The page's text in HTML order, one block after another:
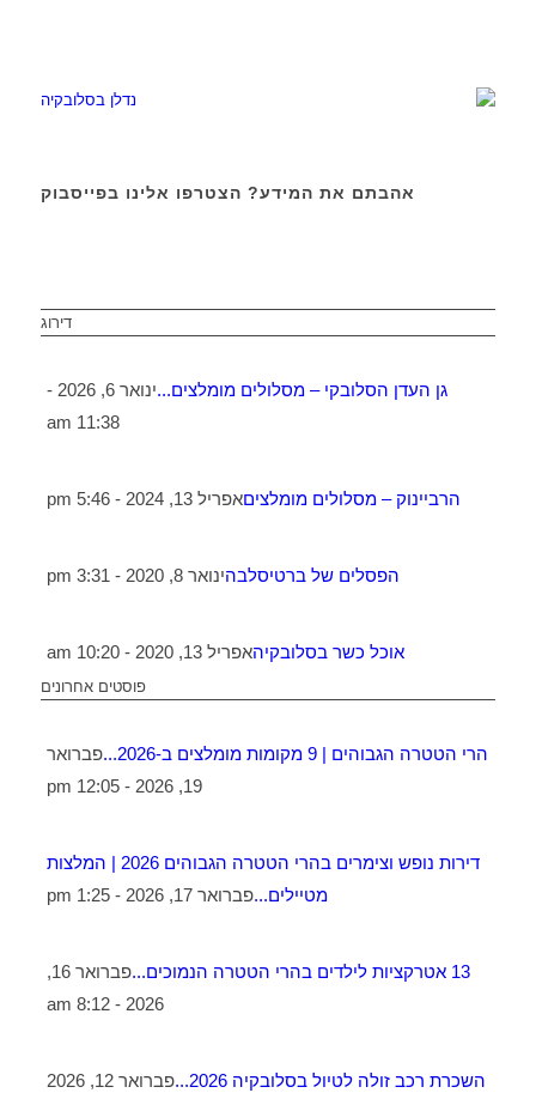
אהבתם את המידע? הצטרפו אלינו בפייסבוק
דירוג
גן העדן הסלובקי – מסלולים מומלצים...
ינואר 6, 2026 -
11:38 am
הרביינוק – מסלולים מומלציםאפריל 13, 2024 - 5:46 pm
הפסלים של ברטיסלבהינואר 8, 2020 - 3:31 pm
אוכל כשר בסלובקיהאפריל 13, 2020 - 10:20 am
פוסטים אחרונים
הרי הטטרה הגבוהים | 9 מקומות מומלצים ב-2026...
פברואר
19, 2026 - 12:05 pm
דירות נופש וצימרים בהרי הטטרה הגבוהים 2026 | המלצות
מטיילים...פברואר 17, 2026 - 1:25 pm
13 אטרקציות לילדים בהרי הטטרה הנמוכים...
פברואר 16,
2026 - 8:12 am
השכרת רכב זולה לטיול בסלובקיה 2026...
פברואר 12, 2026